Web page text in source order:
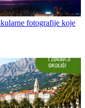
fotografije koje